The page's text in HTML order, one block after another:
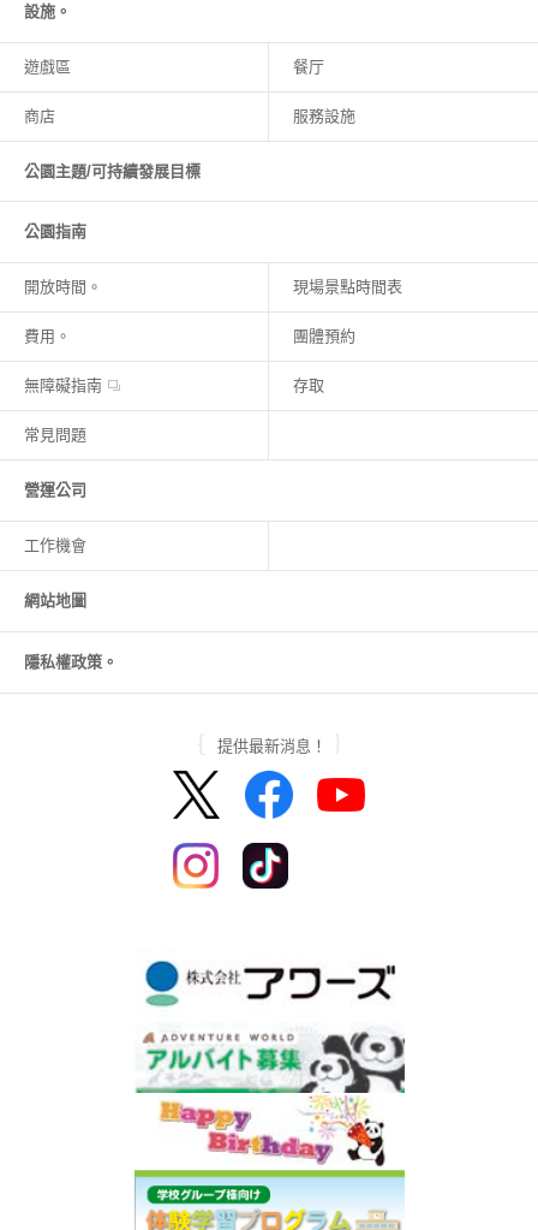
設施。
遊戲區 餐厅
商店 服務設施
公園主題/可持續發展目標
公園指南
開放時間。 現場景點時間表
費用。 團體預約
無障礙指南 存取
常見問題
營運公司
工作機會
網站地圖
隱私權政策。
提供最新消息！